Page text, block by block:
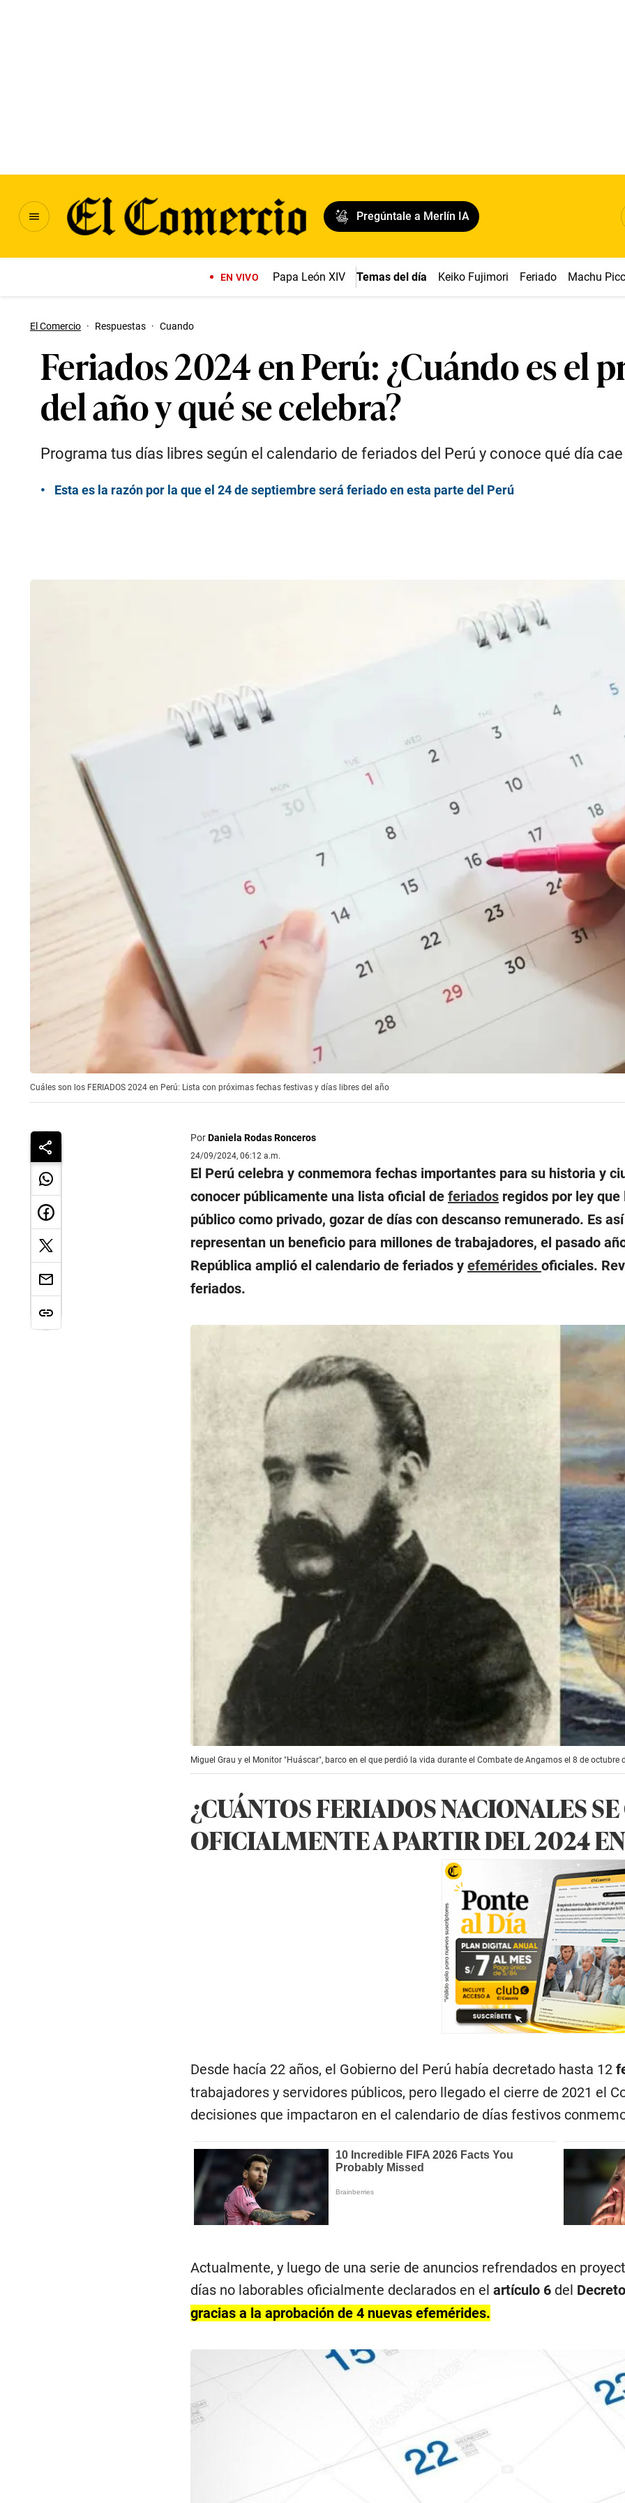
Pregúntale a Merlín IA
EN VIVO Papa León XIV Temas del día Keiko Fujimori Feriado Machu
El Comercio · Respuestas · Cuando
Feriados 2024 en Perú: ¿Cuándo es el
del año y qué se celebra?
Programa tus días libres según el calendario de feriados del Perú y conoce qué día
Esta es la razón por la que el 24 de septiembre será feriado en esta parte del Perú
Cuáles son los FERIADOS 2024 en Perú: Lista con próximas fechas festivas y días libres del año
PorDaniela Rodas Ronceros
24/09/2024, 06:12 a.m.
El Perú celebra y conmemora fechas importantes para su historia y
conocer públicamente una lista oficial deferiados regidos por ley
público como privado, gozar de días con descanso remunerado. Es
representan un beneficio para millones de trabajadores, el pasado
República amplió el calendario de feriados yefeméridesoficiales.
feriados.
Miguel Grau y el Monitor "Huáscar", barco en el que perdió la vida durante el Combate de Angamos el 8 de octubre
¿CUÁNTOS FERIADOS NACIONALES
OFICIALMENTE A PARTIR DEL 2024
Desde hacía 22 años, el Gobierno del Perú había decretado hasta 12
trabajadores y servidores públicos, pero llegado el cierre de 2021 el
decisiones que impactaron en el calendario de días festivos
Actualmente, y luego de una serie de anuncios refrendados en
días no laborables oficialmente declarados en elartículo 6 del
gracias a la aprobación de 4 nuevas efemérides.